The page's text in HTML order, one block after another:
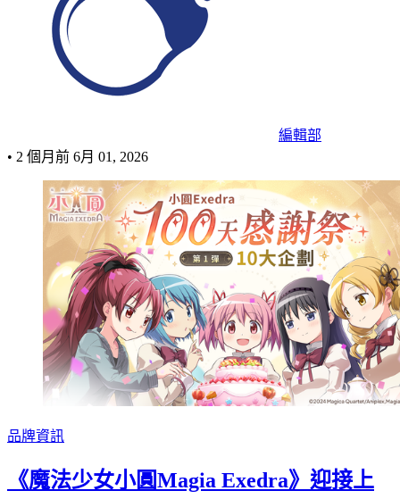
編輯部
• 2 個月前 6月 01, 2026
品牌資訊
《魔法少女小圓Magia Exedra》迎接上